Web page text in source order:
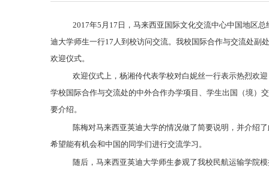
2017年5 月 17 日，马来西亚国际文化交流中心中国地区
迪大学师生一行17 人到校访问交流。我校国际合作与交流处副
欢迎仪式。
欢迎仪式上，杨湘伶代表学校对白妮丝一行表示热烈欢
学校国际合作与交流处的中外合作办学项目、学生出国（境）
要介绍。
陈梅对马来西亚英迪大学的情况做了简要说明，并介绍
希望能有机会和中国的同学们进行交流学习。
随后，马来西亚英迪大学师生参观了我校民航运输学院